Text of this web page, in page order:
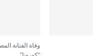
وفاة الفنانة